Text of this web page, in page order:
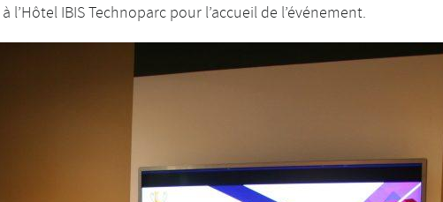
IBIS Technoparc pour l’accueil de l’événement.